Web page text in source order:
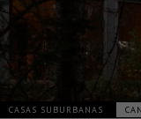
CASAS SUBURBANAS